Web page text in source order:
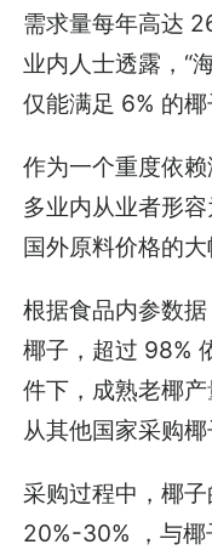
需求量每年高达
业内人士透露，“
仅能满足 6% 的椰
作为一个重度依
多业内从业者形
国外原料价格的大
根据食品内参数
椰子，超过 98%
件下，成熟老椰
从其他国家采购椰
采购过程中，椰
20%-30% ，与椰